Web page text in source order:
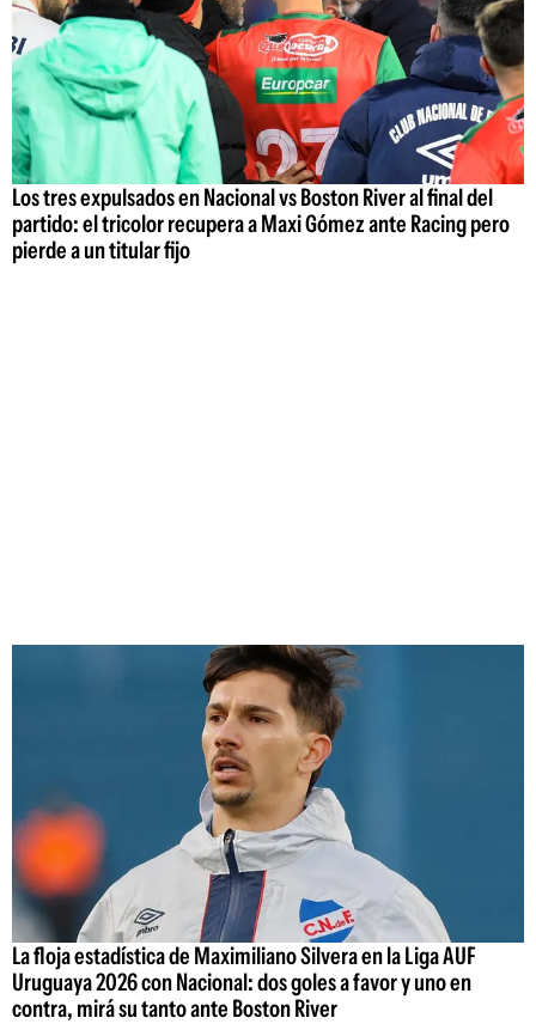
Los tres expulsados en Nacional vs Boston River al final del
partido: el tricolor recupera a Maxi Gómez ante Racing pero
pierde a un titular fijo
La floja estadística de Maximiliano Silvera en la Liga AUF
Uruguaya 2026 con Nacional: dos goles a favor y uno en
contra, mirá su tanto ante Boston River